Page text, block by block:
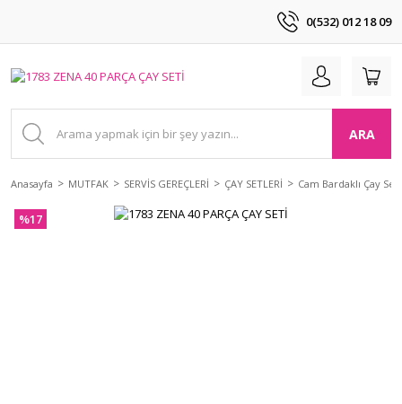
0(532) 012 18 09
ARA
Anasayfa MUTFAK SERVİS GEREÇLERİ ÇAY SETLERİ Cam Bardaklı Çay
%17